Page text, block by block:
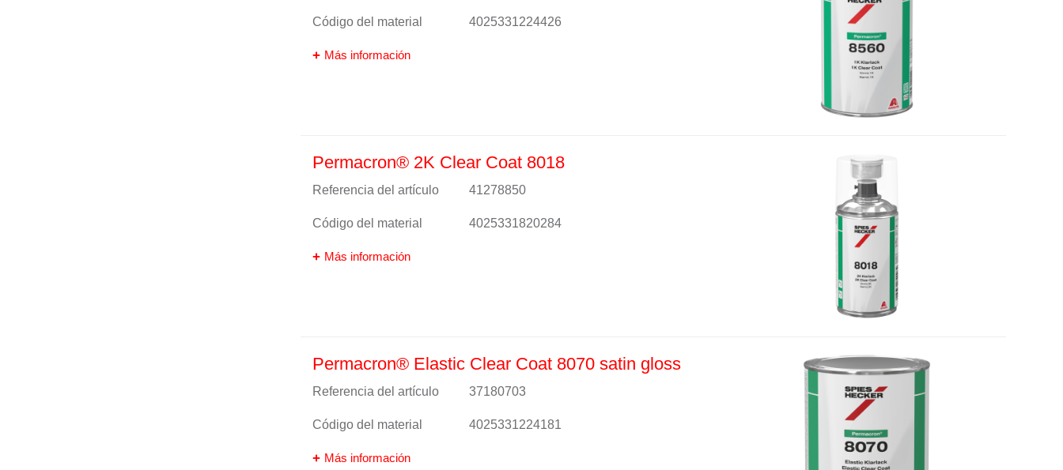
Código del material 4025331224426
Más información
Permacron® 2K Clear Coat 8018
Referencia del artículo 41278850
Código del material 4025331820284
Más información
Permacron® Elastic Clear Coat 8070 satin gloss
Referencia del artículo 37180703
Código del material 4025331224181
Más información